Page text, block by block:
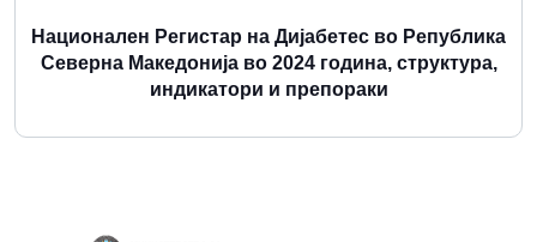
Национален Регистар на Дијабетес во Република
Северна Македонија во 2024 година, структура,
индикатори и препораки